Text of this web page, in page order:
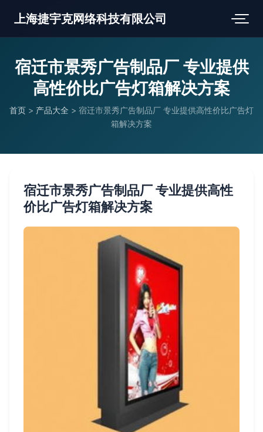
上海捷宇克网络科技有限公司
宿迁市景秀广告制品厂 专业提供
高性价比广告灯箱解决方案
首页 > 产品大全 > 宿迁市景秀广告制品厂 专业提供高性价比广告灯
箱解决方案
宿迁市景秀广告制品厂 专业提供高性
价比广告灯箱解决方案